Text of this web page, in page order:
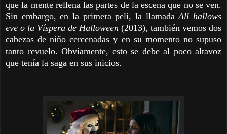
que la mente rellena las partes de la escena que no se ven.
Sin embargo, en la primera peli, la llamadaAll hallows
eve o la Víspera de Halloween (2013), también vemos dos
cabezas de niño cercenadas y en su momento no supuso
tanto revuelo. Obviamente, esto se debe al poco altavoz
que tenía la saga en sus inicios.